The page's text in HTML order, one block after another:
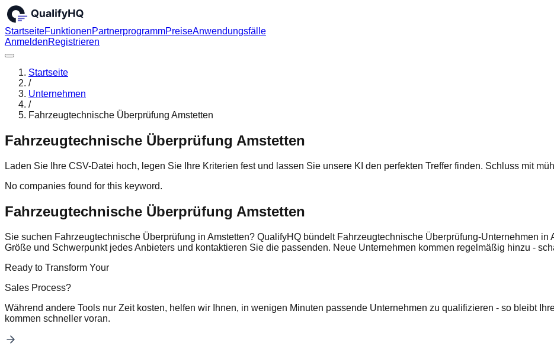
StartseiteFunktionenPartnerprogrammPreiseAnwendungsfälle
AnmeldenRegistrieren
Startseite
/
Unternehmen
/
Fahrzeugtechnische Überprüfung Amstetten
Fahrzeugtechnische Überprüfung Amstetten
Laden Sie Ihre CSV-Datei hoch, legen Sie Ihre Kriterien fest und lassen Sie unsere KI den perfekten Treffer finden. Schluss mit
No companies found for this keyword.
Fahrzeugtechnische Überprüfung Amstetten
Sie suchen Fahrzeugtechnische Überprüfung in Amstetten? QualifyHQ bündelt Fahrzeugtechnische Überprüfung-Unternehmen
Größe und Schwerpunkt jedes Anbieters und kontaktieren Sie die passenden. Neue Unternehmen kommen regelmäßig hinzu -
Ready to Transform Your
Sales Process?
Während andere Tools nur Zeit kosten, helfen wir Ihnen, in wenigen Minuten passende Unternehmen zu qualifizieren - so bleibt
kommen schneller voran.